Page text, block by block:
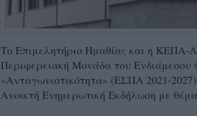
Το Επιμελητήριο Ημαθίας και η
Περιφερειακή Μονάδα του
«Ανταγωνιστικότητα» (ΕΣΠΑ 2021-
Ανοικτή Ενημερωτική Εκδήλωση με